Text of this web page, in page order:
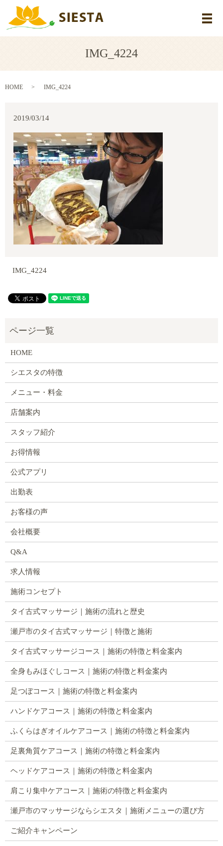
メ
IMG_4224
HOME IMG_4224
2019/03/14
IMG_4224
HOME
シエスタの特徴
メニュー・料金
店舗案内
スタッフ紹介
お得情報
公式アプリ
出勤表
お客様の声
会社概要
Q&A
求人情報
施術コンセプト
タイ古式マッサージ｜施術の流れと歴史
瀬戸市のタイ古式マッサージ｜特徴と施術
タイ古式マッサージコース｜施術の特徴と料金案内
全身もみほぐしコース｜施術の特徴と料金案内
足つぼコース｜施術の特徴と料金案内
ハンドケアコース｜施術の特徴と料金案内
ふくらはぎオイルケアコース｜施術の特徴と料金案内
足裏角質ケアコース｜施術の特徴と料金案内
ヘッドケアコース｜施術の特徴と料金案内
肩こり集中ケアコース｜施術の特徴と料金案内
瀬戸市のマッサージならシエスタ｜施術メニューの選び方
ご紹介キャンペーン